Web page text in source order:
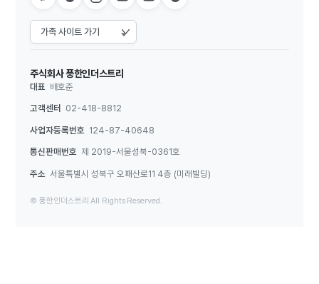
주식회사 풍한인더스트리
대표 배호준
고객센터 02-418-8812
사업자등록번호 124-87-40648
통신판매번호 제 2019-서울성북-0361호
주소 서울특별시 성북구 오패산로11 4층 (미래빌딩)
© 풍한인더스트리 All Rights Reserved.